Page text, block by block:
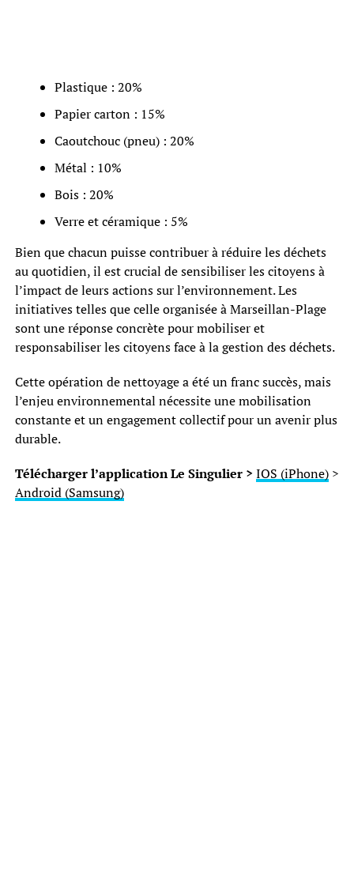
Plastique : 20%
Papier carton : 15%
Caoutchouc (pneu) : 20%
Métal : 10%
Bois : 20%
Verre et céramique : 5%
Bien que chacun puisse contribuer à réduire les déchets
au quotidien, il est crucial de sensibiliser les citoyens à
l’impact de leurs actions sur l’environnement. Les
initiatives telles que celle organisée à Marseillan-Plage
sont une réponse concrète pour mobiliser et
responsabiliser les citoyens face à la gestion des déchets.
Cette opération de nettoyage a été un franc succès, mais
l’enjeu environnemental nécessite une mobilisation
constante et un engagement collectif pour un avenir plus
durable.
Télécharger l’application Le Singulier > IOS (iPhone)>
Android (Samsung)